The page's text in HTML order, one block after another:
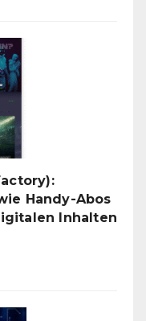
Handy-Abos
Inhalten